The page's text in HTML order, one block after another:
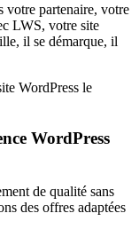
votre partenaire, votre
LWS, votre site
il se démarque, il
WordPress le
WordPress
de qualité sans
des offres adaptées